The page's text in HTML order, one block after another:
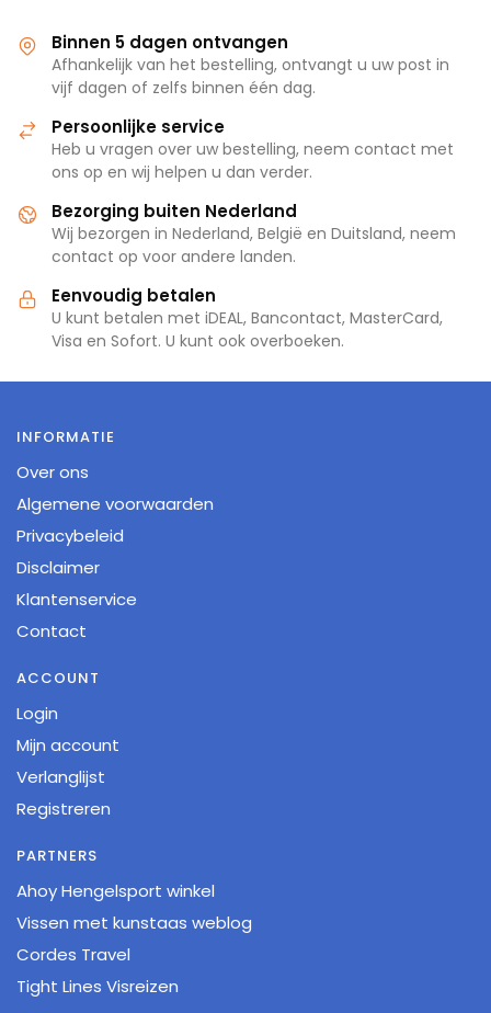
Binnen 5 dagen ontvangen
Afhankelijk van het bestelling, ontvangt u uw post in
vijf dagen of zelfs binnen één dag.
Persoonlijke service
Heb u vragen over uw bestelling, neem contact met
ons op en wij helpen u dan verder.
Bezorging buiten Nederland
Wij bezorgen in Nederland, België en Duitsland, neem
contact op voor andere landen.
Eenvoudig betalen
U kunt betalen met iDEAL, Bancontact, MasterCard,
Visa en Sofort. U kunt ook overboeken.
INFORMATIE
Over ons
Algemene voorwaarden
Privacybeleid
Disclaimer
Klantenservice
Contact
ACCOUNT
Login
Mijn account
Verlanglijst
Registreren
PARTNERS
Ahoy Hengelsport winkel
Vissen met kunstaas weblog
Cordes Travel
Tight Lines Visreizen